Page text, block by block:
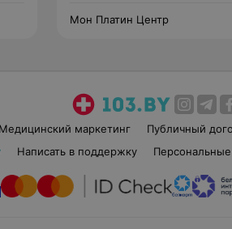
Мон Платин Центр
Медицинский маркетинг Публичный
Написать в поддержку